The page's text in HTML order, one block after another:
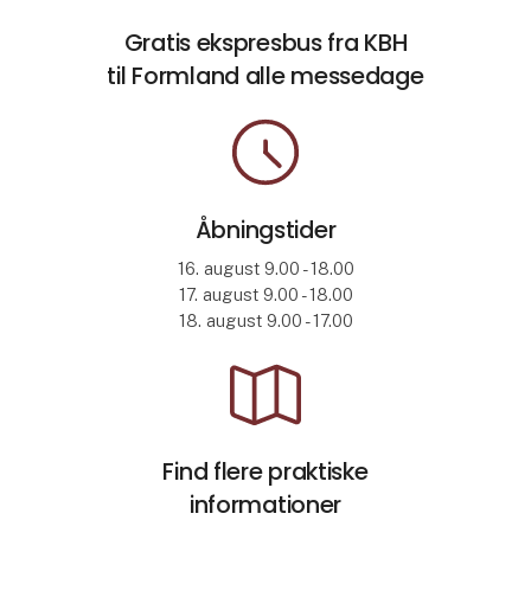
Gratis ekspresbus fra KBH
til Formland alle messedage
Åbningstider
16. august 9.00 - 18.00
17. august 9.00 - 18.00
18. august 9.00 - 17.00
Find flere praktiske
informationer